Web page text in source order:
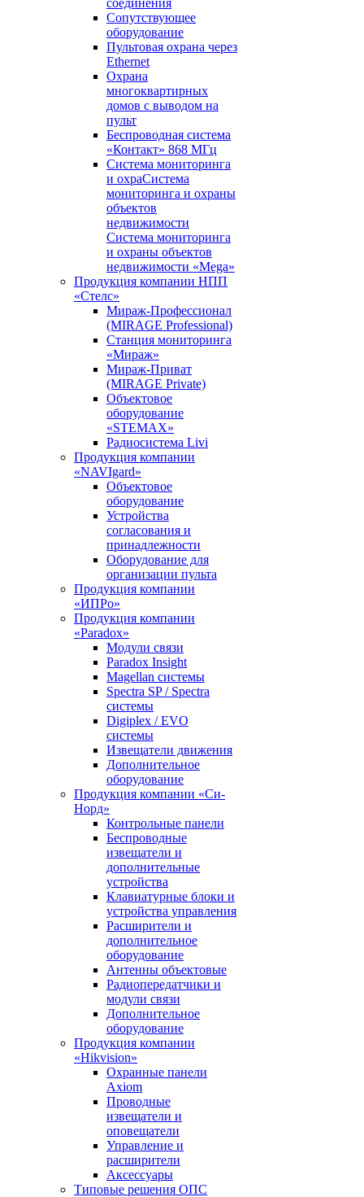
соединения
Сопутствующее
оборудование
Пультовая охрана через
Ethernet
Охрана
многоквартирных
домов с выводом на
пульт
Беспроводная система
«Контакт» 868 МГц
Система мониторинга
и охраСистема
мониторинга и охраны
объектов
недвижимости
Система мониторинга
и охраны объектов
недвижимости «Mega»
Продукция компании НПП
«Стелс»
Мираж-Профессионал
(MIRAGE Professional)
Станция мониторинга
«Мираж»
Мираж-Приват
(MIRAGE Private)
Объектовое
оборудование
«STEMAX»
Радиосистема Livi
Продукция компании
«NAVIgard»
Объектовое
оборудование
Устройства
согласования и
принадлежности
Оборудование для
организации пульта
Продукция компании
«ИПРо»
Продукция компании
«Paradox»
Модули связи
Paradox Insight
Magellan системы
Spectra SP / Spectra
системы
Digiplex / EVO
системы
Извещатели движения
Дополнительное
оборудование
Продукция компании «Си-
Норд»
Контрольные панели
Беспроводные
извещатели и
дополнительные
устройства
Клавиатурные блоки и
устройства управления
Расширители и
дополнительное
оборудование
Антенны объектовые
Радиопередатчики и
модули связи
Дополнительное
оборудование
Продукция компании
«Hikvision»
Охранные панели
Axiom
Проводные
извещатели и
оповещатели
Управление и
расширители
Аксессуары
Типовые решения ОПС